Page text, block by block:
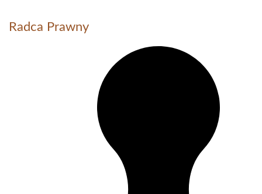
Radca Prawny